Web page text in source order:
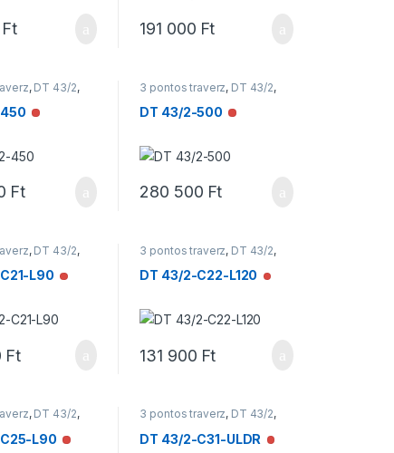
Ft 191 000 Ft
, DT 43/2,
Nincs raktáron
Ft
3 pontos traverz, DT 43/2,
Traverzek
DT 43/2-500 Nincs raktáron
280 500 Ft
, DT 43/2,
L90 Nincs raktáron
Ft
3 pontos traverz, DT 43/2,
DT 43/2-C22-L120 Nincs raktáron
131 900 Ft
, DT 43/2,
L90 Nincs raktáron
3 pontos traverz, DT 43/2,
Traverzek
DT 43/2-C31-ULDR Nincs raktáron